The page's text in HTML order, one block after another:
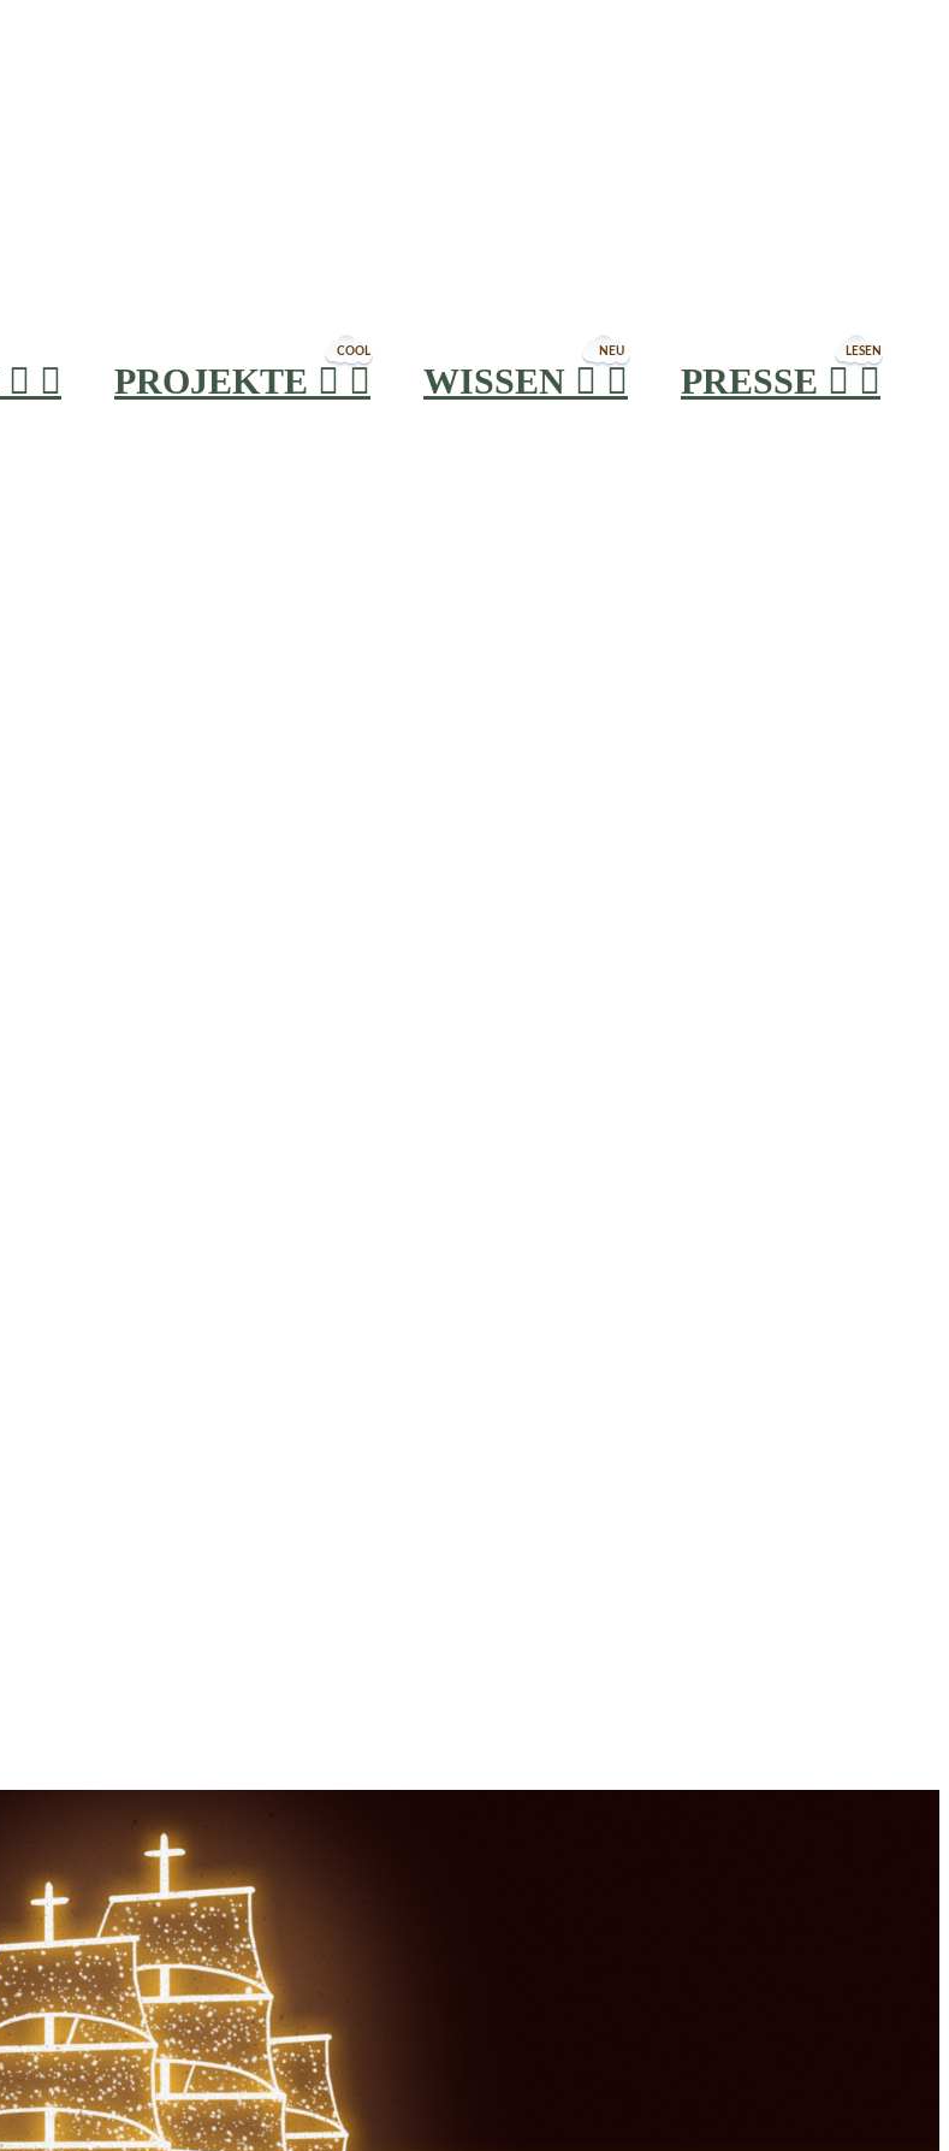
  PROJEKTE
COOL
  WISSEN
NEU
  PRESSE
LESEN
 